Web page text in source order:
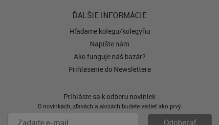
ĎALŠIE INFORMÁCIE
Hľadáme kolegu/kolegyňu
Napíšte nám
Ako funguje náš bazár?
Prihlásenie do Newslettera
Prihláste sa k odberu noviniek
O novinkách, zľavách a akciách budete vedieť ako prvý.